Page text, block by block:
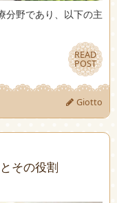
分野であり、以下の主
READ
POST
READ
POST
Giotto
その役割